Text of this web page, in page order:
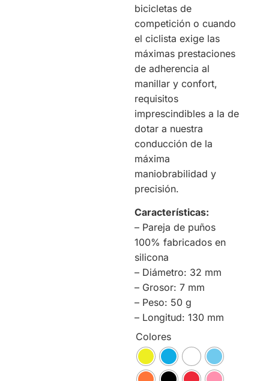
bicicletas de
competición o cuando
el ciclista exige las
máximas prestaciones
de adherencia al
manillar y confort,
requisitos
imprescindibles a la de
dotar a nuestra
conducción de la
máxima
maniobrabilidad y
precisión.
Características:
– Pareja de puños
100% fabricados en
silicona
– Diámetro: 32 mm
– Grosor: 7 mm
– Peso: 50 g
– Longitud: 130 mm
Colores